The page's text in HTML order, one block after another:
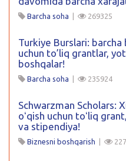
Barcha soha | 269325
Turkiye Burslari:
uchun to’liq grantlar,
boshqalar!
Barcha soha | 235924
Schwarzman Scholars:
oʻqish uchun toʻliq
va stipendiya!
Biznesni boshqarish |